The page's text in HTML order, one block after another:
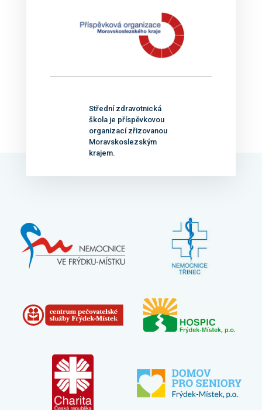
Střední zdravotnická
škola je příspěvkovou
organizací zřizovanou
Moravskoslezským
krajem.